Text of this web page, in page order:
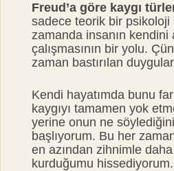
Freud’a göre kaygı
sadece teorik bir psikoloji
zamanda insanın kendini
çalışmasının bir yolu.
zaman bastırılan
Kendi hayatımda bunu
kaygıyı tamamen yok
yerine onun ne
başlıyorum. Bu her
en azından zihnimle
kurduğumu hissediyorum.